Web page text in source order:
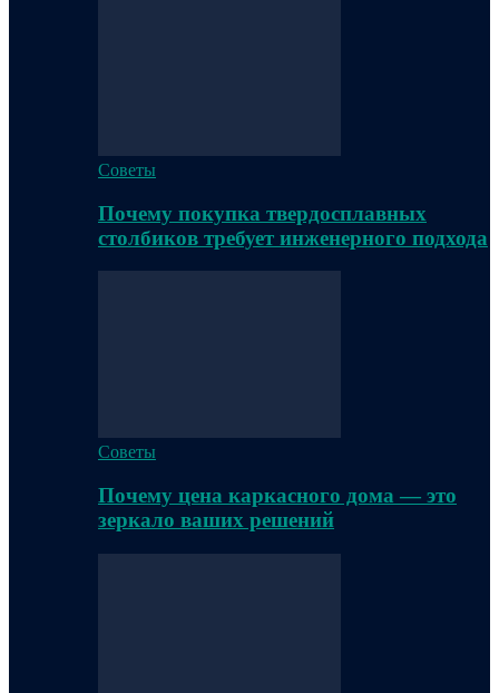
Советы
Почему покупка твердосплавных
столбиков требует инженерного подхода
Советы
Почему цена каркасного дома — это
зеркало ваших решений